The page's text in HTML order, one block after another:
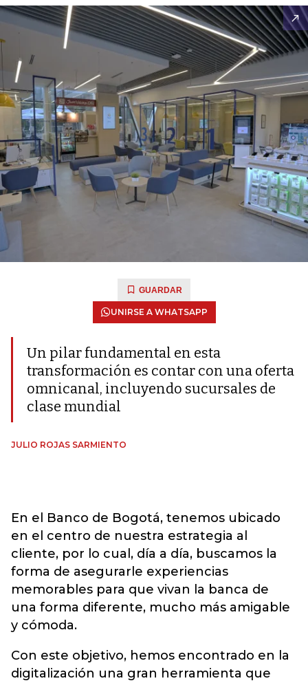
GUARDAR
UNIRSE A WHATSAPP
Un pilar fundamental en esta
transformación es contar con una oferta
omnicanal, incluyendo sucursales de
clase mundial
JULIO ROJAS SARMIENTO
En el Banco de Bogotá, tenemos ubicado
en el centro de nuestra estrategia al
cliente, por lo cual, día a día, buscamos la
forma de asegurarle experiencias
memorables para que vivan la banca de
una forma diferente, mucho más amigable
y cómoda.
Con este objetivo, hemos encontrado en la
digitalización una gran herramienta que